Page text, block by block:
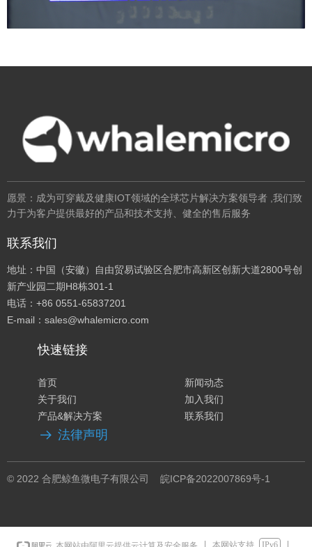
愿景：成为可穿戴及健康IOT领域的全球芯片解决方案领导者 , 我们致
力于为客户提供最好的产品和技术支持、健全的售后服务
联系我们
地址：中国（安徽）自由贸易试验区合肥市高新区创新大道2800号创
新产业园二期H8栋301-1
电话：+86 0551-65837201
E-mail：sales@whalemicro.com
© 2022 合肥鲸鱼微电子有限公司 皖ICP备2022007869号-1
快速链接
新闻动态
加入我们
联系我们
首页
关于我们
产品&解决方案
뀠 法律声明
本网站支持 IPv6